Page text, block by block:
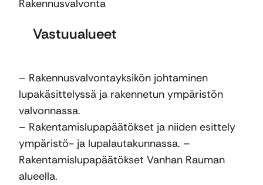
Rakennusvalvonta
Vastuualueet
– Rakennusvalvontayksikön johtaminen
lupakäsittelyssä ja rakennetun ympäristön
valvonnassa.
– Rakentamislupapäätökset ja niiden esittely
ympäristö- ja lupalautakunnassa. –
Rakentamislupapäätökset Vanhan Rauman
alueella.